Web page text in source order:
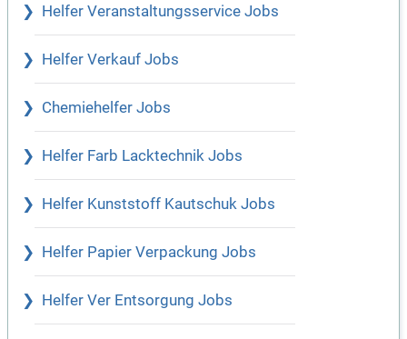
Helfer Veranstaltungsservice Jobs
Helfer Verkauf Jobs
Chemiehelfer Jobs
Helfer Farb Lacktechnik Jobs
Helfer Kunststoff Kautschuk Jobs
Helfer Papier Verpackung Jobs
Helfer Ver Entsorgung Jobs